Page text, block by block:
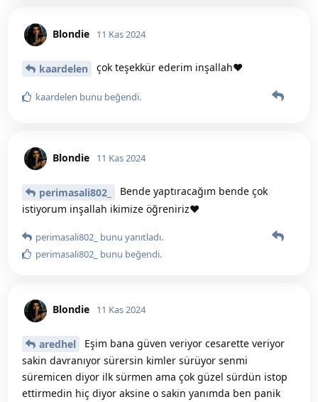
Blondie 11 Kas 2024
kaardelen çok teşekkür ederim inşallah❤️
kaardelen bunu beğendi.
Blondie 11 Kas 2024
perimasali802_
Bende yaptıracağım bende çok
istiyorum inşallah ikimize öğreniriz❤️
perimasali802_ bunu yanıtladı.
perimasali802_ bunu beğendi.
Blondie 11 Kas 2024
aredhel
Eşim bana güven veriyor cesarette veriyor
sakin davranıyor sürersin kimler sürüyor senmi
süremicen diyor ilk sürmen ama çok güzel sürdün istop
ettirmedin hiç diyor aksine o sakin yanımda ben panik